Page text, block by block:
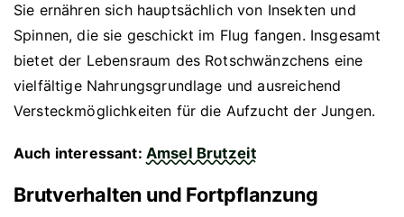
Sie ernähren sich hauptsächlich von Insekten und
Spinnen, die sie geschickt im Flug fangen. Insgesamt
bietet der Lebensraum des Rotschwänzchens eine
vielfältige Nahrungsgrundlage und ausreichend
Versteckmöglichkeiten für die Aufzucht der Jungen.
Auch interessant: Amsel Brutzeit
Brutverhalten und Fortpflanzung